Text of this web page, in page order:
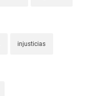
injusticias